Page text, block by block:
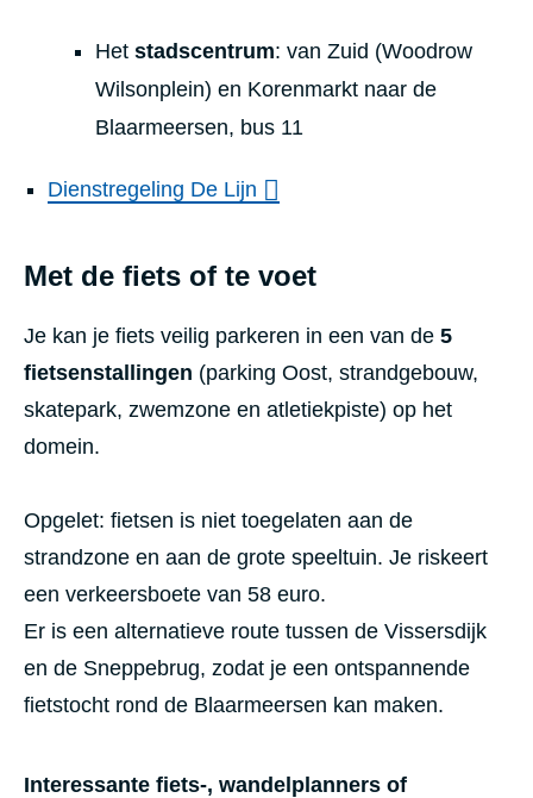
Het stadscentrum: van Zuid (Woodrow
Wilsonplein) en Korenmarkt naar de
Blaarmeersen, bus 11
Dienstregeling De Lijn
Met de fiets of te voet
Je kan je fiets veilig parkeren in een van de 5
fietsenstallingen (parking Oost, strandgebouw,
skatepark, zwemzone en atletiekpiste) op het
domein.
Opgelet: fietsen is niet toegelaten aan de
strandzone en aan de grote speeltuin. Je riskeert
een verkeersboete van 58 euro.
Er is een alternatieve route tussen de Vissersdijk
en de Sneppebrug, zodat je een ontspannende
fietstocht rond de Blaarmeersen kan maken.
Interessante fiets-, wandelplanners of